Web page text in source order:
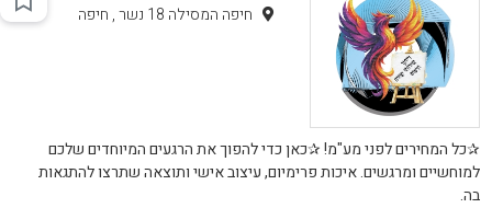
חיפה המסילה 18 נשר , חיפה
✰כל המחירים לפני מע"מ! ✰כאן כדי להפוך את הרגעים המיוחדים שלכם
למוחשיים ומרגשים. איכות פרימיום, עיצוב אישי ותוצאה שתרצו להתגאות
בה.